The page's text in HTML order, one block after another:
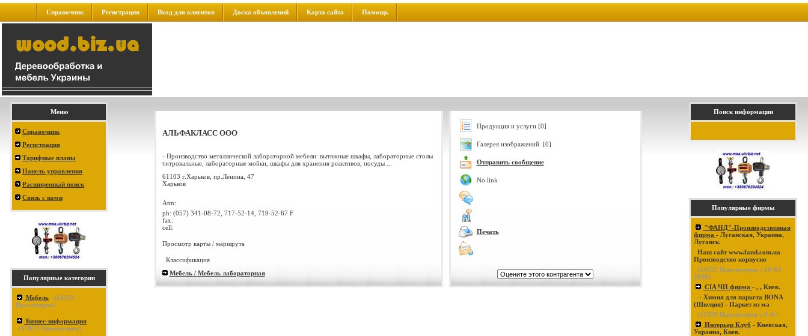
Справочник Регистрация Вход для клиентов Доска объявлений Карта сайта Помощь
Меню
Справочник
Регистрация
Тарифные планы
Панель управления
Расширенный поиск
Связь с нами
Популярные категории
Мебель (24233
Просмотров)
Бизнес-информация
(17872 Просмотров)
АЛЬФАКЛАСС ООО
- Производство металлической лабораторной мебели: вытяжные шкафы, лабораторные столы
титровальные, лабораторные мойки, шкафы для хранения реактивов, посуды ...
61103 г.Харьков, пр.Ленина, 47
Харьков
Attn:
ph: (057) 341-08-72, 717-52-14, 719-52-67 F
fax:
cell:
Просмотр карты / маршрута
Классификация
Мебель / Мебель лабораторная
Продукция и услуги [0]
Галерея изображений [0]
Отправить сообщение
No link
Печать
Поиск информации
Популярные фирмы
"ФАНД"-Производственная
фирма - Луганская, Украина,
Луганск.
Наш сайт www.fand.com.ua
Производство корпусно
(24332 Просмотров с 10-03-
2008)
CIA ЧП фирма - , , Киев.
- Химия для паркета BONA
(Швеция) - Паркет из ма
(15359 Просмотров с 0-0-)
Интерьер Клуб - Киевская,
Украина, Киев.